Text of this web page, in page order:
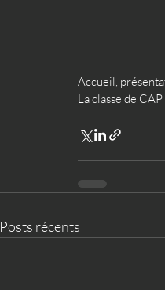
Accueil,
Laclasse de
Posts récents